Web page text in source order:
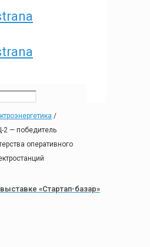
/
— победитель
оперативного
«Стартап-базар»